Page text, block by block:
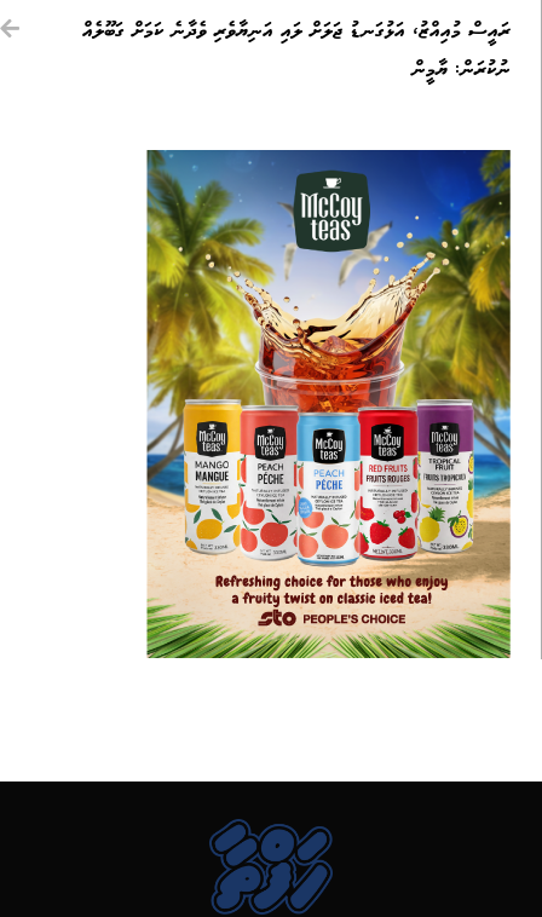
ރައީސް މުއިއްޒު، އަޅުގަނޑު ޖަލަށް ލައި އަނިޔާވެރި ވެދާނެ ކަމަށް ގަބޫލެއް
ނުކުރަން: ޔާމީން